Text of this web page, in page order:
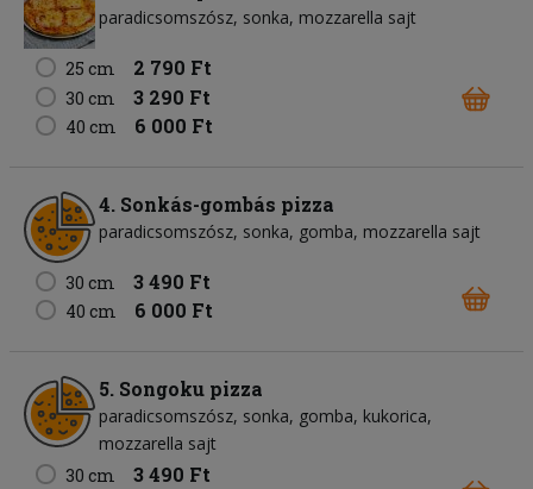
paradicsomszósz sonka mozzarella sajt
25 cm 2 790 Ft
30 cm 3 290 Ft
40 cm 6 000 Ft
4. Sonkás-gombás pizza
paradicsomszósz sonka gomba mozzarella sajt
30 cm 3 490 Ft
40 cm 6 000 Ft
5. Songoku pizza
paradicsomszósz sonka gomba kukorica
mozzarella sajt
30 cm
3 490 Ft